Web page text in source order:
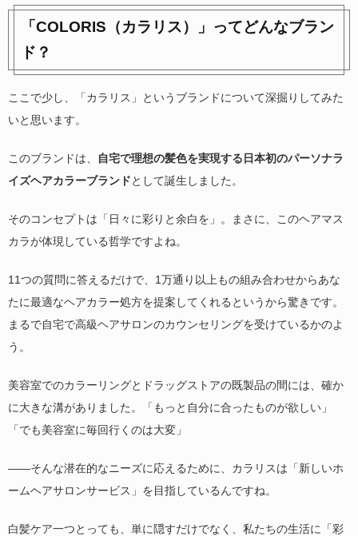
「COLORIS（カラリス）」ってどんなブラン
ド？
ここで少し、「カラリス」というブランドについて深掘りしてみた
いと思います。
このブランドは、
自宅で理想の髪色を実現する日本初のパーソナラ
イズヘアカラーブランドとして誕生しました。
そのコンセプトは「日々に彩りと余白を」。まさに、このヘアマス
カラが体現している哲学ですよね。
11つの質問に答えるだけで、1万通り以上もの組み合わせからあな
たに最適なヘアカラー処方を提案してくれるというから驚きです。
まるで自宅で高級ヘアサロンのカウンセリングを受けているかのよ
う。
美容室でのカラーリングとドラッグストアの既製品の間には、確か
に大きな溝がありました。「もっと自分に合ったものが欲しい」
「でも美容室に毎回行くのは大変」
――そんな潜在的なニーズに応えるために、カラリスは「新しいホ
ームヘアサロンサービス」を目指しているんですね。
白髪ケア一つとっても、単に隠すだけでなく、私たちの生活に「彩